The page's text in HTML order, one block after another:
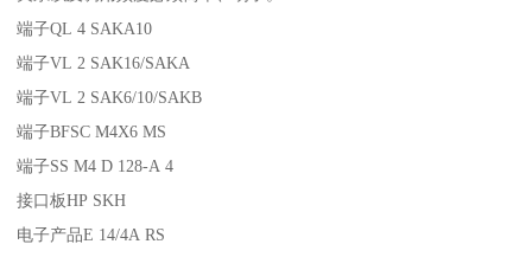
端子QL 4 SAKA10
端子VL 2 SAK16/SAKA
端子VL 2 SAK6/10/SAKB
端子BFSC M4X6 MS
端子SS M4 D 128-A 4
接口板HP SKH
电子产品E 14/4A RS